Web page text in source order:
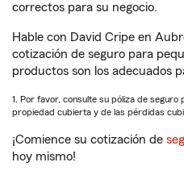
correctos para su negocio.
Hable con David Cripe en
cotización de seguro para
productos son los adecuados
1. Por favor, consulte su póliza de
propiedad cubierta y de las pérdidas
¡Comience su cotización de
hoy mismo!